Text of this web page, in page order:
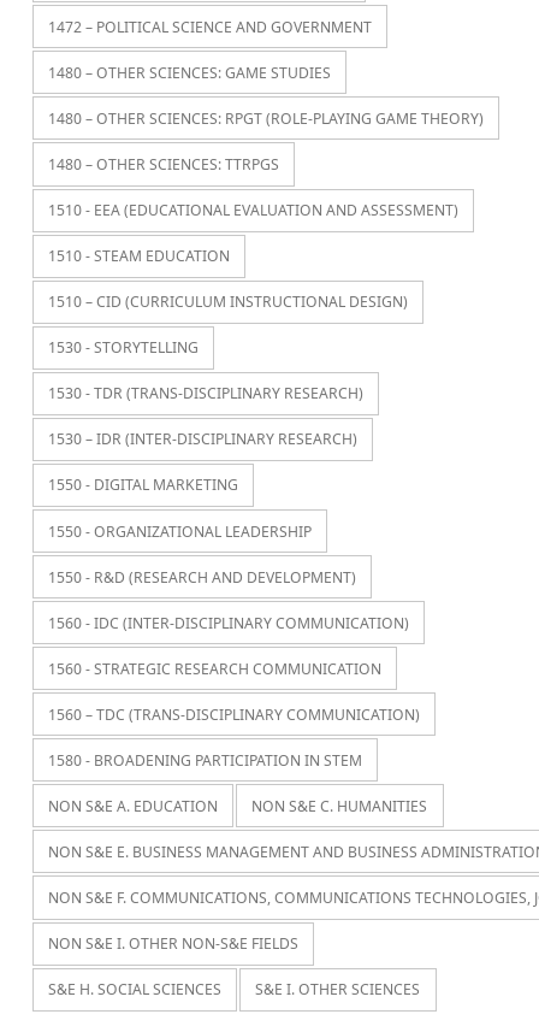
1472 – POLITICAL SCIENCE AND GOVERNMENT
1480 – OTHER SCIENCES: GAME STUDIES
1480 – OTHER SCIENCES: RPGT (ROLE-PLAYING GAME THEORY)
1480 – OTHER SCIENCES: TTRPGS
1510 - EEA (EDUCATIONAL EVALUATION AND ASSESSMENT)
1510 - STEAM EDUCATION
1510 – CID (CURRICULUM INSTRUCTIONAL DESIGN)
1530 - STORYTELLING
1530 - TDR (TRANS-DISCIPLINARY RESEARCH)
1530 – IDR (INTER-DISCIPLINARY RESEARCH)
1550 - DIGITAL MARKETING
1550 - ORGANIZATIONAL LEADERSHIP
1550 - R&D (RESEARCH AND DEVELOPMENT)
1560 - IDC (INTER-DISCIPLINARY COMMUNICATION)
1560 - STRATEGIC RESEARCH COMMUNICATION
1560 – TDC (TRANS-DISCIPLINARY COMMUNICATION)
1580 - BROADENING PARTICIPATION IN STEM
NON S&E A. EDUCATION NON S&E C. HUMANITIES
NON S&E E. BUSINESS MANAGEMENT AND BUSINESS
NON S&E F. COMMUNICATIONS, COMMUNICATIONS TECHNOLOGIES,
NON S&E I. OTHER NON-S&E FIELDS
S&E H. SOCIAL SCIENCES S&E I. OTHER SCIENCES